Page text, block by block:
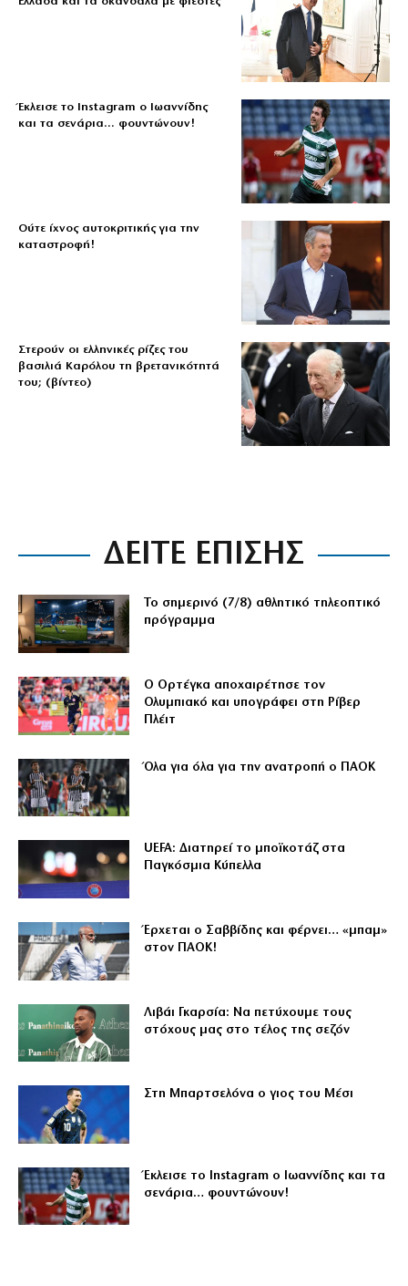
Έκλεισε το Instagram ο Ιωαννίδης
και τα σενάρια… φουντώνουν!
Ούτε ίχνος αυτοκριτικής για την
καταστροφή!
Στερούν οι ελληνικές ρίζες του
βασιλιά Καρόλου τη βρετανικότητά
του; (βίντεο)
ΔΕΙΤΕ ΕΠΙΣΗΣ
Το σημερινό (7/8) αθλητικό τηλεοπτικό
πρόγραμμα
Ο Ορτέγκα αποχαιρέτησε τον
Ολυμπιακό και υπογράφει στη Ρίβερ
Πλέιτ
Όλα για όλα για την ανατροπή ο ΠΑΟΚ
UEFA: Διατηρεί το μποϊκοτάζ στα
Παγκόσμια Κύπελλα
Έρχεται ο Σαββίδης και φέρνει… «μπαμ»
στον ΠΑΟΚ!
Λιβάι Γκαρσία: Να πετύχουμε τους
στόχους μας στο τέλος της σεζόν
Στη Μπαρτσελόνα ο γιος του Μέσι
Έκλεισε το Instagram ο Ιωαννίδης και τα
σενάρια… φουντώνουν!